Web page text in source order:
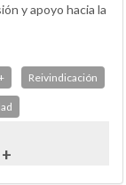
y apoyo hacia la
Reivindicación